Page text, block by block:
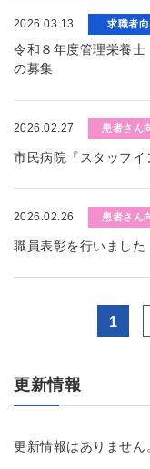
2026.03.13 求職者
令和８年度管理栄養士
の募集
2026.02.27 患者さん
市民病院『スタッフ
2026.02.26 患者さん
職員表彰を行いました
1
更新情報
更新情報はありません